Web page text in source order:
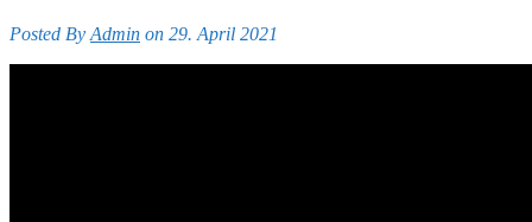
Posted By Admin on 29. April 2021